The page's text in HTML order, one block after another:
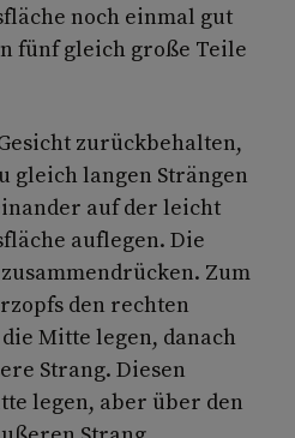
noch einmal gut
fünf gleich große Teile
zurückbehalten,
gleich langen Strängen
auf der leicht
auflegen. Die
Zum
den rechten
Mitte legen, danach
Strang. Diesen
legen, aber über den